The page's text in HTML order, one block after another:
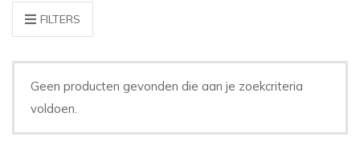
FILTERS
Geen producten gevonden die aan je zoekcriteria
voldoen.